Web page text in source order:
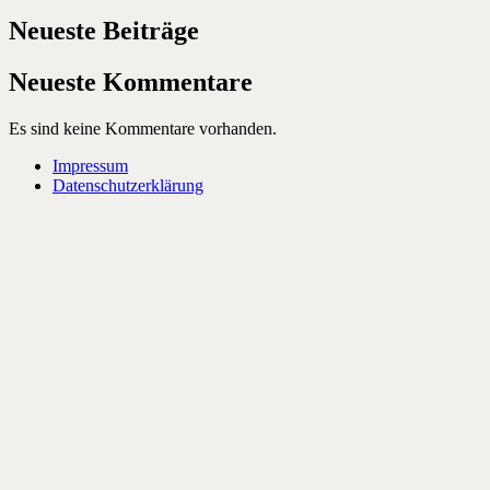
Neueste Beiträge
Neueste Kommentare
Es sind keine Kommentare vorhanden.
Impressum
Datenschutzerklärung